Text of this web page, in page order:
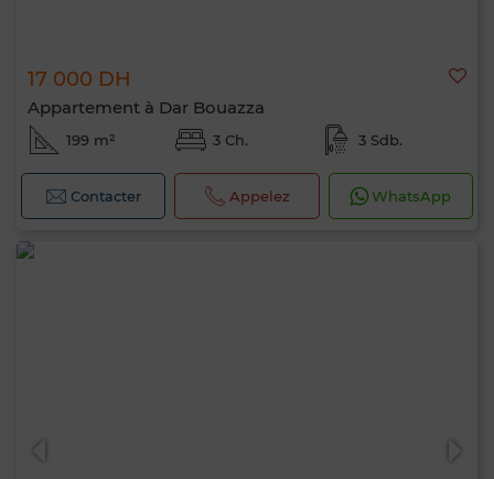
17 000 DH
Appartement à Dar Bouazza
199 m² 3 Ch. 3 Sdb.
Contacter Appelez WhatsApp